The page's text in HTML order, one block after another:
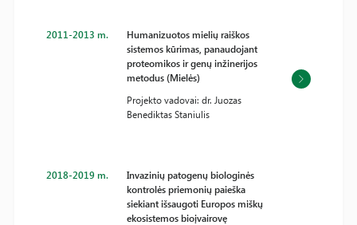
2011-2013 m.
Humanizuotos mielių raiškos
sistemos kūrimas, panaudojant
proteomikos ir genų inžinerijos
metodus (Mielės)
Projekto vadovai: dr. Juozas
Benediktas Staniulis
2018-2019 m.
Invazinių patogenų biologinės
kontrolės priemonių paieška
siekiant išsaugoti Europos miškų
ekosistemos bioįvairovę